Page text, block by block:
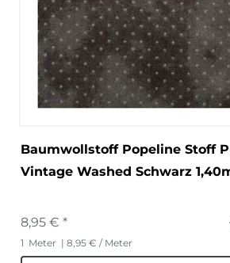
Baumwollstoff Popeline Stoff
Vintage Washed Schwarz
8,95 € *
1 Meter | 8,95 € / Meter